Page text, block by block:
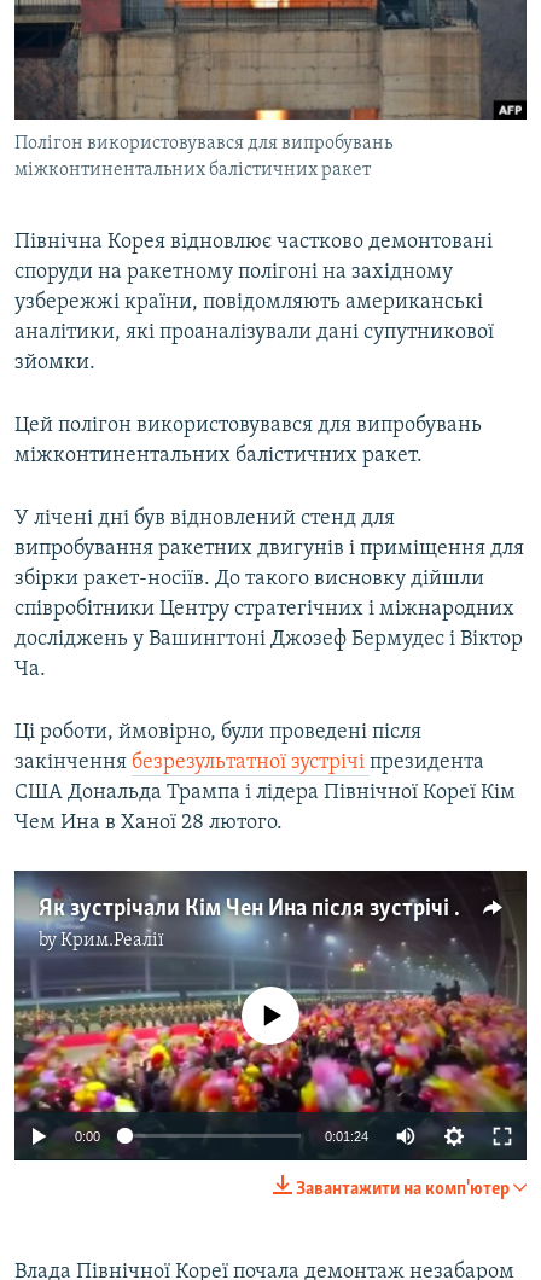
ВІДЕОУРОКИ «ELIFBE»
СВІДЧЕННЯ ОКУПАЦІЇ
УКРАЇНСЬКА ПРОБЛЕМА КРИМУ
ІНФОГРАФІКА
Русский
Qırımtatar
ДОЛУЧАЙСЯ!
Усі сайти RFE/RL
Полігон використовувався для випробувань
міжконтинентальних балістичних ракет
Північна Корея відновлює частково демонтовані
споруди на ракетному полігоні на західному
узбережжі країни, повідомляють американські
аналітики, які проаналізували дані супутникової
зйомки.
Цей полігон використовувався для випробувань
міжконтинентальних балістичних ракет.
У лічені дні був відновлений стенд для
випробування ракетних двигунів і приміщення для
збірки ракет-носіїв. До такого висновку дійшли
співробітники Центру стратегічних і міжнародних
досліджень у Вашингтоні Джозеф Бермудес і Віктор
Ча.
Ці роботи, ймовірно, були проведені після
закінчення безрезультатної зустрічі президента
США Дональда Трампа і лідера Північної Кореї Кім
Чем Ина в Ханої 28 лютого.
Як зустрічали Кім Чен Ина після зустрічі з Трампом – відео
byКрим.Реалії
No media source currently available
0:00 0:01:24
Завантажити на комп'ютер
Влада Північної Кореї почала демонтаж незабаром